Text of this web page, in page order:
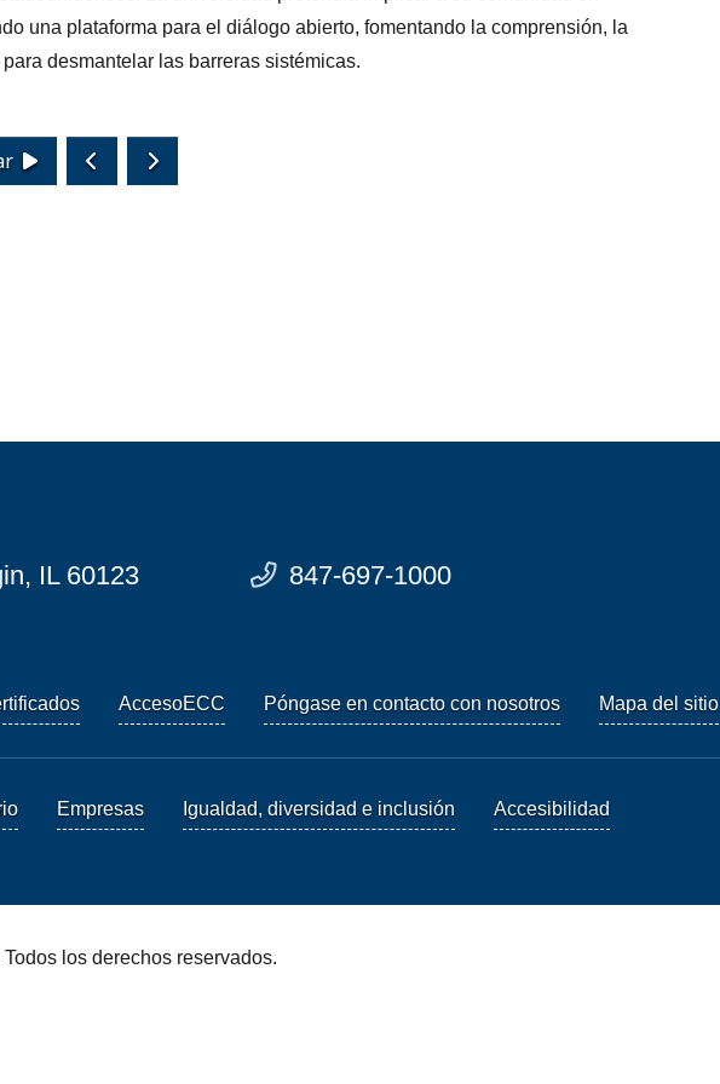
una plataforma para el diálogo abierto, fomentando la comprensión, la
desmantelar las barreras sistémicas.
dentro del Distrito 509. En la actualidad, la región de servicio de ECC
IL 60123 847-697-1000
AccesoECC Póngase en contacto con nosotros Mapa del sitio
Empresas Igualdad, diversidad e inclusión Accesibilidad
los derechos reservados.